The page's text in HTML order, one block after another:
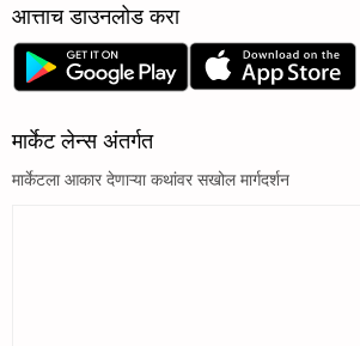
आत्ताच डाउनलोड करा
मार्केट लेन्स अंतर्गत
मार्केटला आकार देणाऱ्या कथांवर सखोल मार्गदर्शन